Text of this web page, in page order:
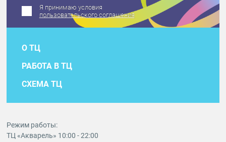
Я принимаю условия
пользовательского соглашения
О ТЦ
РАБОТА В ТЦ
СХЕМА ТЦ
Режим работы:
ТЦ «Акварель» 10:00 - 22:00